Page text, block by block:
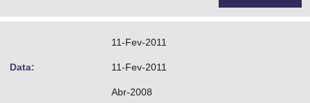
Data:
11-Fev-2011
11-Fev-2011
Abr-2008